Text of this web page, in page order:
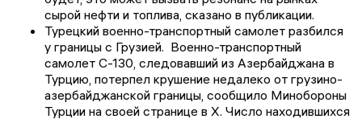
сырой нефти и топлива, сказано в публикации.
Турецкий военно-транспортный самолет разбился
у границы с Грузией. Военно-транспортный
самолет C-130, следовавший из Азербайджана в
Турцию, потерпел крушение недалеко от грузино-
азербайджанской границы, сообщило Минобороны
Турции на своей странице в Х. Число находившихся